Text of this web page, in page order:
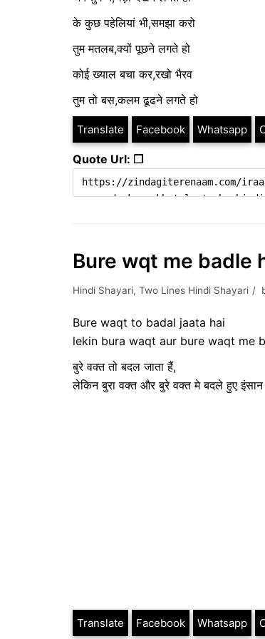
के कुछ पहेलियां भी,समझा करो
तुम मतलब,क्यों पूछने लगते हो
कोई ख्याल बचा कर,रखो भैरव
तुम तो बस,कलम ढूढने लगते हो
Translate Facebook Whatsapp
Quote Url: ❐
Bure wqt me badle
Hindi Shayari, Two Lines Hindi Shayari
Bure waqt to badal jaata hai
lekin bura waqt aur bure waqt me
बुरे वक्त तो बदल जाता हैं,
लेकिन बुरा वक्त और बुरे वक्त मे बदले हुए इंसान
Translate Facebook Whatsapp